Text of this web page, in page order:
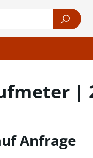
|
Anfrage